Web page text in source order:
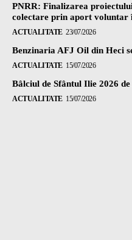
PNRR: Finalizarea
colectare prin aport voluntar
ACTUALITATE 23/07/2026
Benzinaria AFJ Oil din Heci
ACTUALITATE 15/07/2026
Bâlciul de Sfântul Ilie 2026 de
ACTUALITATE 15/07/2026